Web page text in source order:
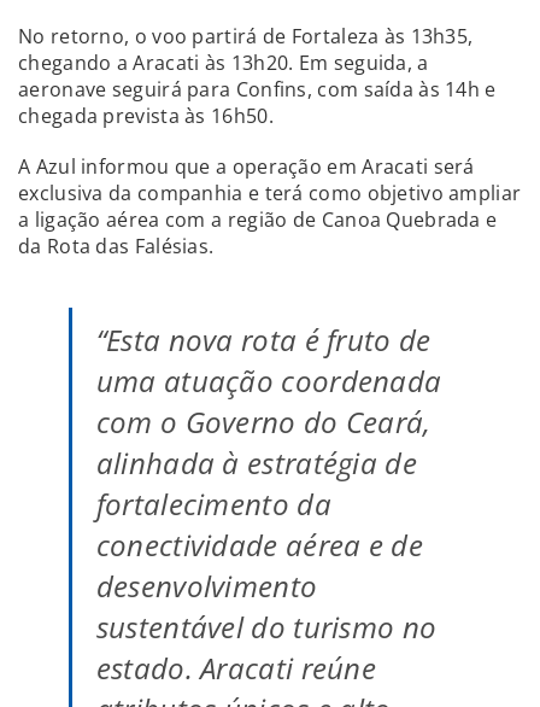
No retorno, o voo partirá de Fortaleza às 13h35,
chegando a Aracati às 13h20. Em seguida, a
aeronave seguirá para Confins, com saída às 14h e
chegada prevista às 16h50.
A Azul informou que a operação em Aracati será
exclusiva da companhia e terá como objetivo ampliar
a ligação aérea com a região de Canoa Quebrada e
da Rota das Falésias.
“Esta nova rota é fruto de
uma atuação coordenada
com o Governo do Ceará,
alinhada à estratégia de
fortalecimento da
conectividade aérea e de
desenvolvimento
sustentável do turismo no
estado. Aracati reúne